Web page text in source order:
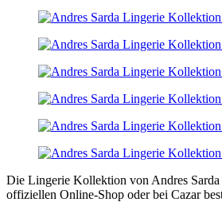
Die Lingerie Kollektion von Andres
offiziellen Online-Shop oder bei Cazar